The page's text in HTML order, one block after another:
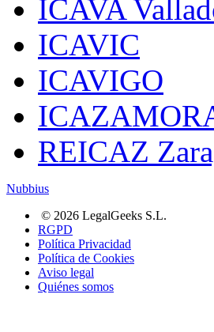
ICAVA
ICAVIC
ICAVIGO
REICAZ
Nubbius
© 2026 LegalGeeks S.L.
RGPD
Política Privacidad
Política de Cookies
Aviso legal
Quiénes somos